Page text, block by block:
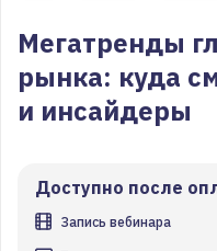
Мегатренды
рынка: куда
и инсайдеры
Доступно после
Запись вебинара